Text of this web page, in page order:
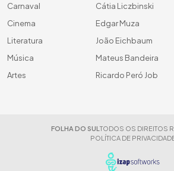
Carnaval
Cinema
Literatura
Música
Artes
Cátia Liczbinski
Edgar Muza
João Eichbaum
Mateus Bandeira
Ricardo Peró Job
FOLHA DO SUL TODOS OS DIREITOS
POLÍTICA DE